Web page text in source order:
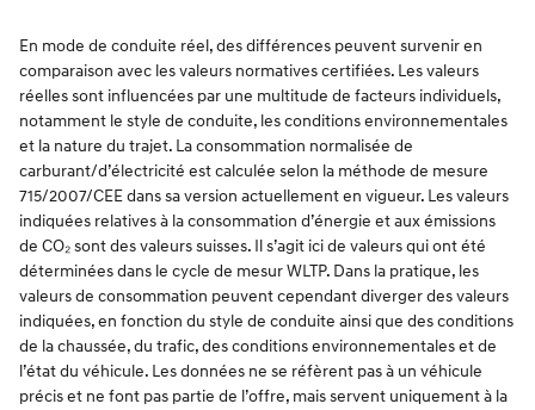
En mode de conduite réel, des différences peuvent survenir en
comparaison avec les valeurs normatives certifiées. Les valeurs
réelles sont influencées par une multitude de facteurs individuels,
notamment le style de conduite, les conditions environnementales
et la nature du trajet. La consommation normalisée de
carburant/d’électricité est calculée selon la méthode de mesure
715/2007/CEE dans sa version actuellement en vigueur. Les valeurs
indiquées relatives à la consommation d’énergie et aux émissions
de CO₂ sont des valeurs suisses. Il s’agit ici de valeurs qui ont été
déterminées dans le cycle de mesur WLTP. Dans la pratique, les
valeurs de consommation peuvent cependant diverger des valeurs
indiquées, en fonction du style de conduite ainsi que des conditions
de la chaussée, du trafic, des conditions environnementales et de
l’état du véhicule. Les données ne se réfèrent pas à un véhicule
précis et ne font pas partie de l’offre, mais servent uniquement à la